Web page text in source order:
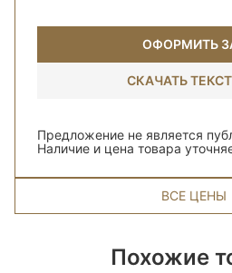
ОФОРМИТЬ
СКАЧАТЬ
Предложение не является
Наличие и цена товара
ВСЕ ЦЕНЫ
Похожие